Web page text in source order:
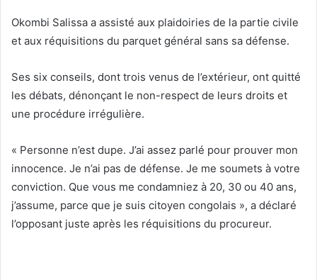
Okombi Salissa a assisté aux plaidoiries de la partie civile
et aux réquisitions du parquet général sans sa défense.
Ses six conseils, dont trois venus de l’extérieur, ont quitté
les débats, dénonçant le non-respect de leurs droits et
une procédure irrégulière.
« Personne n’est dupe. J’ai assez parlé pour prouver mon
innocence. Je n’ai pas de défense. Je me soumets à votre
conviction. Que vous me condamniez à 20, 30 ou 40 ans,
j’assume, parce que je suis citoyen congolais », a déclaré
l’opposant juste après les réquisitions du procureur.